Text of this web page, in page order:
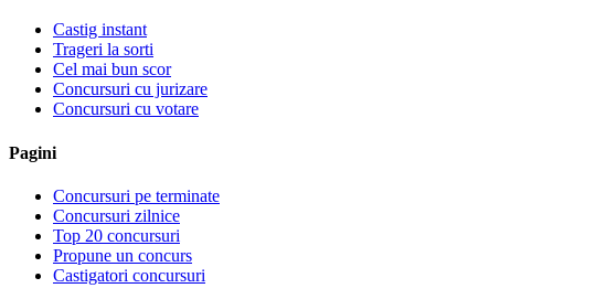
Castig instant
Trageri la sorti
Cel mai bun scor
Concursuri cu jurizare
Concursuri cu votare
Pagini
Concursuri pe terminate
Concursuri zilnice
Top 20 concursuri
Propune un concurs
Castigatori concursuri